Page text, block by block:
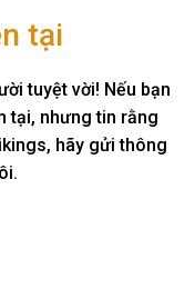
tại
tuyệt vời! Nếu bạn
tại, nhưng tin rằng
hãy gửi thông